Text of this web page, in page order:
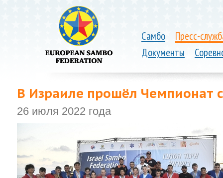
Самбо
Пресс-
Документы
В Израиле прошёл Чемпионат
26 июля 2022 года